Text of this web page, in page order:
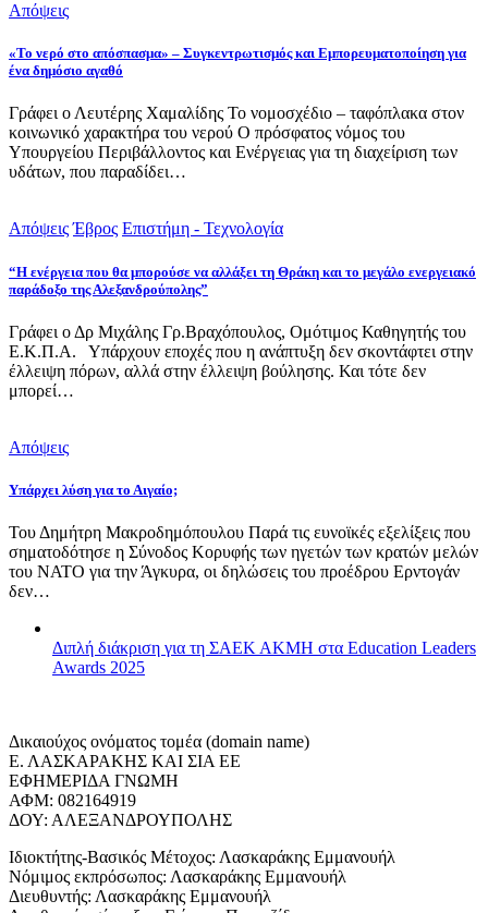
Απόψεις
«Το νερό στο απόσπασμα» – Συγκεντρωτισμός και Εμπορευματοποίηση για
ένα δημόσιο αγαθό
Γράφει ο Λευτέρης Χαμαλίδης Το νομοσχέδιο – ταφόπλακα στον
κοινωνικό χαρακτήρα του νερού Ο πρόσφατος νόμος του
Υπουργείου Περιβάλλοντος και Ενέργειας για τη διαχείριση των
υδάτων, που παραδίδει…
Απόψεις Έβρος Επιστήμη - Τεχνολογία
“Η ενέργεια που θα μπορούσε να αλλάξει τη Θράκη και το μεγάλο ενεργειακό
παράδοξο της Αλεξανδρούπολης”
Γράφει ο Δρ Μιχάλης Γρ.Βραχόπουλος, Ομότιμος Καθηγητής του
Ε.Κ.Π.Α. Υπάρχουν εποχές που η ανάπτυξη δεν σκοντάφτει στην
έλλειψη πόρων, αλλά στην έλλειψη βούλησης. Και τότε δεν
μπορεί…
Απόψεις
Υπάρχει λύση για το Αιγαίο;
Του Δημήτρη Μακροδημόπουλου Παρά τις ευνοϊκές εξελίξεις που
σηματοδότησε η Σύνοδος Κορυφής των ηγετών των κρατών μελών
του ΝΑΤΟ για την Άγκυρα, οι δηλώσεις του προέδρου Ερντογάν
δεν…
Διπλή διάκριση για τη ΣΑΕΚ ΑΚΜΗ στα Education Leaders
Awards 2025
Δικαιούχος ονόματος τομέα (domain name)
Ε. ΛΑΣΚΑΡΑΚΗΣ ΚΑΙ ΣΙΑ ΕΕ
ΕΦΗΜΕΡΙΔΑ ΓΝΩΜΗ
ΑΦΜ: 082164919
ΔΟΥ: ΑΛΕΞΑΝΔΡΟΥΠΟΛΗΣ
Ιδιοκτήτης-Βασικός Μέτοχος: Λασκαράκης Εμμανουήλ
Νόμιμος εκπρόσωπος: Λασκαράκης Εμμανουήλ
Διευθυντής: Λασκαράκης Εμμανουήλ